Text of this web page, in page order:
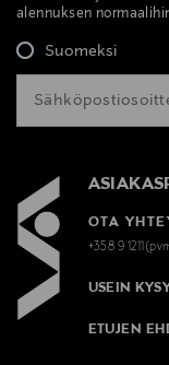
alennuksen
Suomeksi
OTA
+358 9
USEIN
ETUJEN